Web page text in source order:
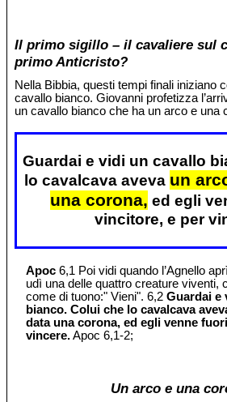
Il primo sigillo – il cavaliere sul
primo Anticristo?
Nella Bibbia, questi tempi finali iniziano
cavallo bianco. Giovanni profetizza
un cavallo bianco che ha un arco e una
Guardai e vidi un cavallo
lo cavalcava aveva un
una corona, ed egli
vincitore, e per
Apoc 6,1 Poi vidi quando l’Agnello
udì una delle quattro creature viventi,
come di tuono:" Vieni". 6,2Guardai e
bianco. Colui che lo cavalcava
data una corona, ed egli venne
vincere.Apoc 6,1-2;
Un arco e una